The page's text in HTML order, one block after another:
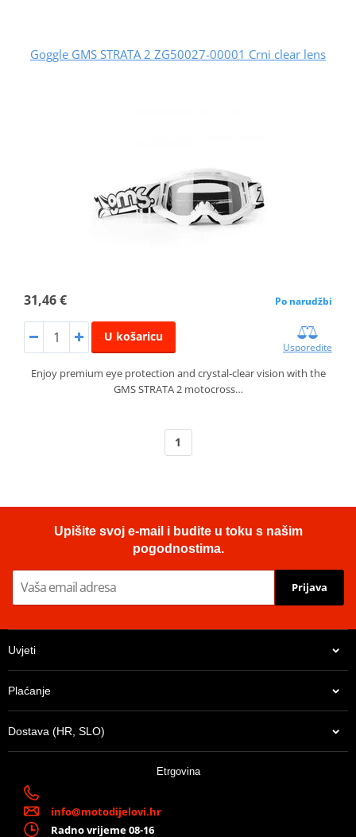
Goggle GMS STRATA 2 ZG50027-00001 Crni clear lens
31,46 € Po narudžbi
U košaricu
Usporedite
Enjoy premium eye protection and crystal‑clear vision with the
GMS STRATA 2 motocross…
1
Upišite svoj e-mail i budite u toku s našim
pogodnostima.
Prijava
Uvjeti
Plaćanje
Dostava (HR, SLO)
Etrgovina
info@motodijelovi.hr
Radno vrijeme 08-16